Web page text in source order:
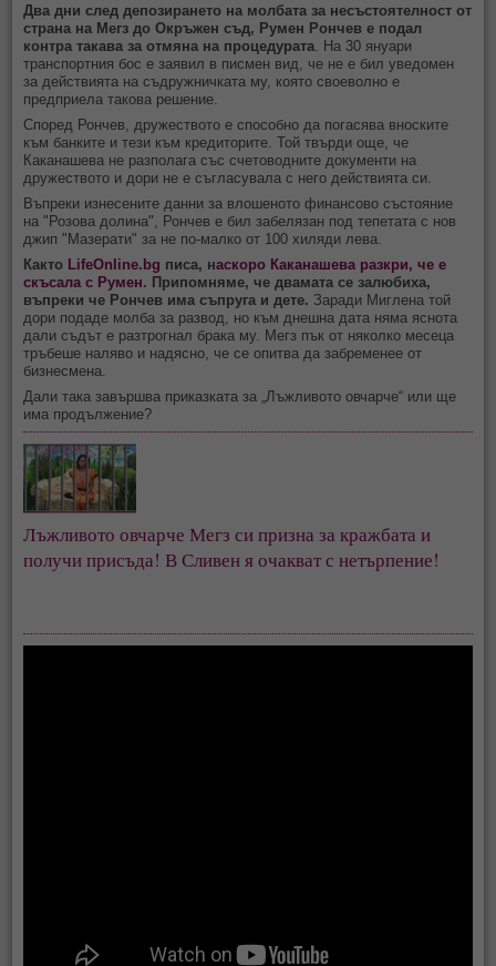
Два дни след депозирането на молбата за несъстоятелност от
страна на Мегз до Окръжен съд, Румен Рончев е подал
контра такава за отмяна на процедурата . На 30 януари
транспортния бос е заявил в писмен вид, че не е бил уведомен
за действията на съдружничката му, която своеволно е
предприела такова решение.
Според Рончев, дружеството е способно да погасява вноските
към банките и тези към кредиторите. Той твърди още, че
Каканашева не разполага със счетоводните документи на
дружеството и дори не е съгласувала с него действията си.
Въпреки изнесените данни за влошеното финансово състояние
на "Розова долина", Рончев е бил забелязан под тепетата с нов
джип "Мазерати" за не по-малко от 100 хиляди лева.
Както LifeOnline.bg писа, наскоро Каканашева разкри, че е
скъсала с Румен. Припомняме, че двамата се залюбиха,
въпреки че Рончев има съпруга и дете. Заради Миглена той
дори подаде молба за развод, но към днешна дата няма яснота
дали съдът е разтрогнал брака му. Мегз пък от няколко месеца
тръбеше наляво и надясно, че се опитва да забременее от
бизнесмена.
Дали така завършва приказката за „Лъжливото овчарче“ или ще
има продължение?
Лъжливото овчарче Мегз си призна за кражбата и
получи присъда! В Сливен я очакват с нетърпение!